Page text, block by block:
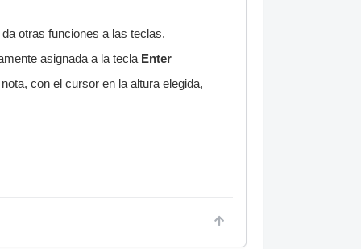
da otras funciones a las teclas.
asignada a la tecla Enter
con el cursor en la altura elegida,